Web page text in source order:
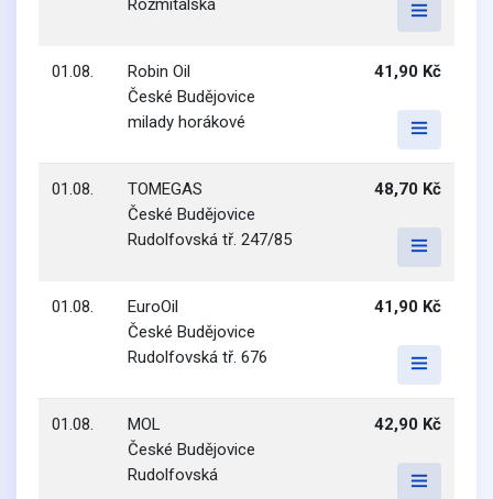
Rožmitálská
01.08.
Robin Oil
České Budějovice
milady horákové
41,90 Kč
01.08.
TOMEGAS
České Budějovice
Rudolfovská tř. 247/85
48,70 Kč
01.08.
EuroOil
České Budějovice
Rudolfovská tř. 676
41,90 Kč
01.08.
MOL
České Budějovice
Rudolfovská
42,90 Kč